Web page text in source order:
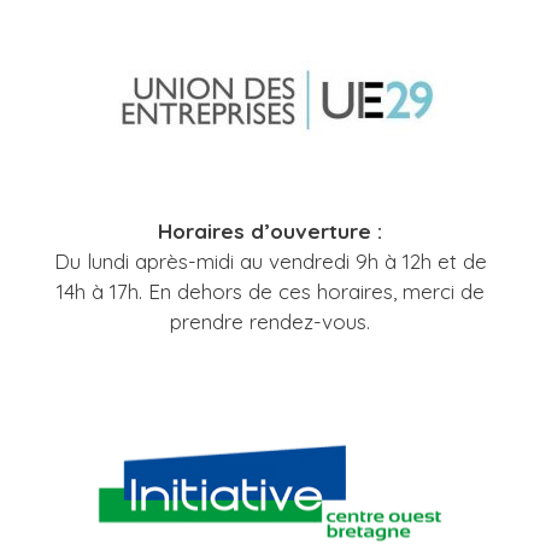
Horaires d’ouverture :
Du lundi après-midi au vendredi 9h à 12h et de
14h à 17h. En dehors de ces horaires, merci de
prendre rendez-vous.